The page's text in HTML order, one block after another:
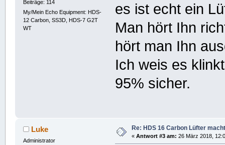
Beiträge: 114
My/Mein Echo Equipment: HDS-
12 Carbon, SS3D, HDS-7 G2T
WT
es ist echt ein
Man hört Ihn
hört man Ihn
Ich weis es
95% sicher.
Luke
Administrator
Re: HDS 16 Carbon Lüfter
« Antwort #3 am: 26 März 2018,